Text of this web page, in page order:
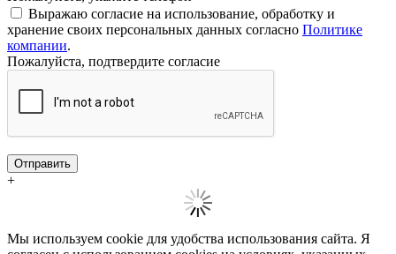
Выражаю согласие на использование, обработку и
хранение своих персональных данных согласно Политике
компании.
Пожалуйста, подтвердите согласие
Отправить
+
Мы используем cookie для удобства использования сайта. Я